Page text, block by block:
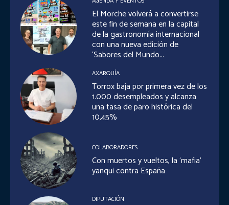
El Morche volverá a convertirse
este fin de semana en la capital
de la gastronomía internacional
con una nueva edición de
‘Sabores del Mundo...
AXARQUÍA
Torrox baja por primera vez de los
1.000 desempleados y alcanza
una tasa de paro histórica del
10,45%
COLABORADORES
Con muertos y vueltos, la ‘mafia’
yanqui contra España
DIPUTACIÓN